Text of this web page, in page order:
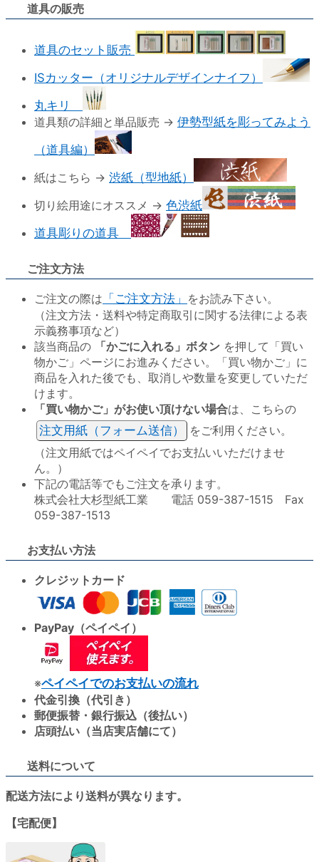
道具の販売
道具のセット販売
ISカッター（オリジナルデザインナイフ）
丸キリ
道具類の詳細と単品販売 → 伊勢型紙を彫ってみよう
（道具編）
紙はこちら → 渋紙（型地紙）
切り絵用途にオススメ → 色渋紙
道具彫りの道具
ご注文方法
ご注文の際は 「ご注文方法」 をお読み下さい。
（注文方法・送料や特定商取引に関する法律による表
示義務事項など）
該当商品の
「かごに入れる」ボタン を押して「買い
物かご」ページにお進みください。「買い物かご」に
商品を入れた後でも、取消しや数量を変更していただ
けます。
「買い物かご」がお使い頂けない場合は、こちらの
注文用紙（フォーム送信）
をご利用ください。
（注文用紙ではペイペイでお支払いいただけませ
ん。）
下記の電話等でもご注文を承ります。
株式会社大杉型紙工業 電話 059-387-1515 Fax
059-387-1513
お支払い方法
クレジットカード
PayPay（ペイペイ）
※ペイペイでのお支払いの流れ
代金引換（代引き）
郵便振替・銀行振込（後払い）
店頭払い（当店実店舗にて）
送料について
配送方法により送料が異なります。
【宅配便】